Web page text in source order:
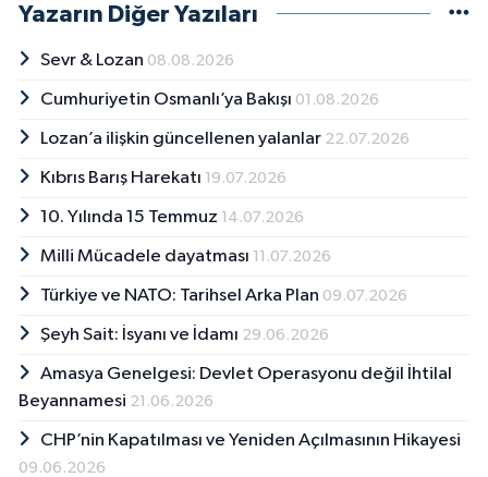
Yazarın Diğer Yazıları
Sevr & Lozan 08.08.2026
Cumhuriyetin Osmanlı’ya Bakışı 01.08.2026
Lozan’a ilişkin güncellenen yalanlar 22.07.2026
Kıbrıs Barış Harekatı 19.07.2026
10. Yılında 15 Temmuz 14.07.2026
Milli Mücadele dayatması 11.07.2026
Türkiye ve NATO: Tarihsel Arka Plan 09.07.2026
Şeyh Sait: İsyanı ve İdamı 29.06.2026
Amasya Genelgesi: Devlet Operasyonu değil İhtilal
Beyannamesi 21.06.2026
CHP’nin Kapatılması ve Yeniden Açılmasının Hikayesi
09.06.2026